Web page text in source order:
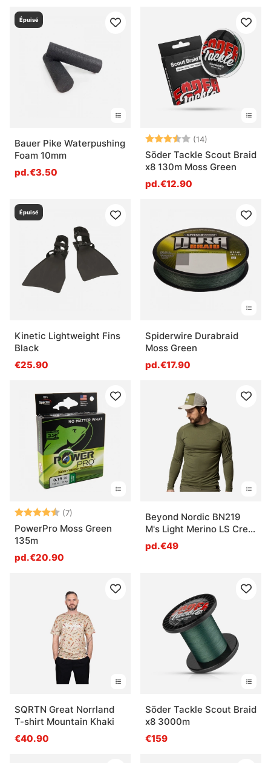
Épuisé
Bauer Pike Waterpushing
Foam 10mm
pd.€3.50
Note: (14)
Söder Tackle Scout Braid
x8 130m Moss Green
pd.€12.90
Épuisé
Kinetic Lightweight Fins
Black
€25.90
Spiderwire Durabraid
Moss Green
pd.€17.90
Note: (7)
PowerPro Moss Green
135m
pd.€20.90
Beyond Nordic BN219
M's Light Merino LS Crew
Moss Green
pd.€49
SQRTN Great Norrland
T-shirt Mountain Khaki
€40.90
Söder Tackle Scout Braid
x8 3000m
€159